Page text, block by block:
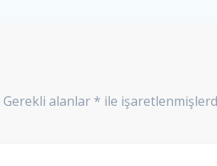
Gerekli alanlar * ile